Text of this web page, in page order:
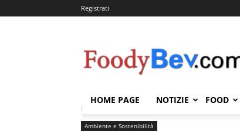
Registrati
HOME PAGE NOTIZIE FOOD
Home
Ambiente e Sostenibilità